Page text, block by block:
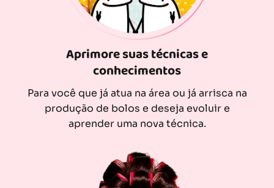
Aprimore suas técnicas e
conhecimentos
Para você que já atua na área ou já arrisca na
produção de bolos e deseja evoluir e
aprender uma nova técnica.